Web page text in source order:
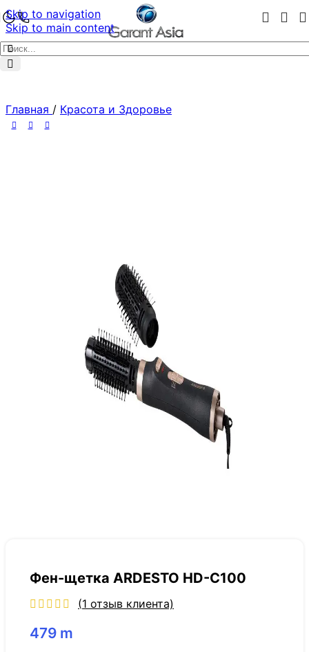
Skip to navigation
Skip to main content
Главная / Красота и Здоровье
Фен-щетка ARDESTO HD-C100
(1 отзыв клиента)
479 m